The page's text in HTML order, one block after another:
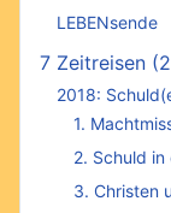
LEBENsende
7 Zeitreisen
2018:
1.
2. Schuld in
3. Christen